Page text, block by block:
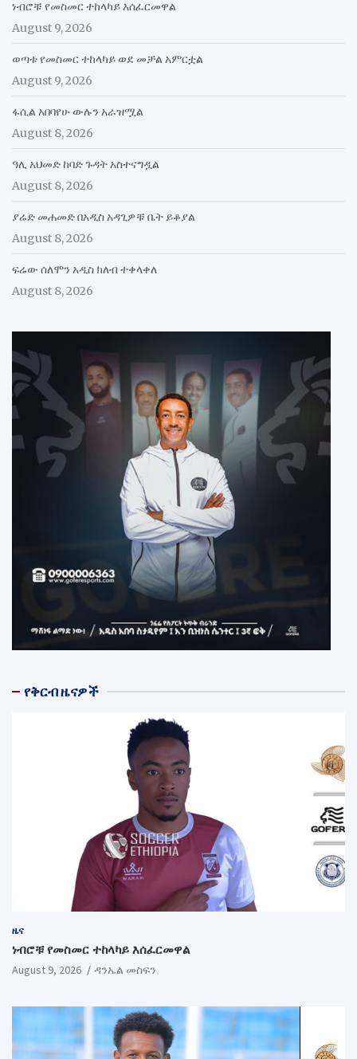
ነብሮቹ የመስመር ተከላካይ እሰፈርመዋል
August 9, 2026
ወጣቱ የመስመር ተከላካይ ወደ መቻል አምርቷል
August 9, 2026
ፋሲል አበባየሁ ውሉን አራዝሟል
August 8, 2026
ዓሊ አህመድ ከባድ ጉዳት አስተናግዷል
August 8, 2026
ያሬድ መሐመድ በአዲስ አዳጊዎቹ ቤት ይቆያል
August 8, 2026
ፍሬው ሰለሞን አዲስ ክለብ ተቀላቀለ
August 8, 2026
የቅርብ ዜናዎች
ዜና
ነብሮቹ የመስመር ተከላካይ እሰፈርመዋል
August 9, 2026 ዳንኤል መስፍን